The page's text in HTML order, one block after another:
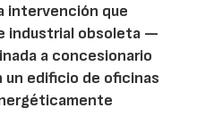
intervención que
industrial obsoleta —
a concesionario
edificio de oficinas